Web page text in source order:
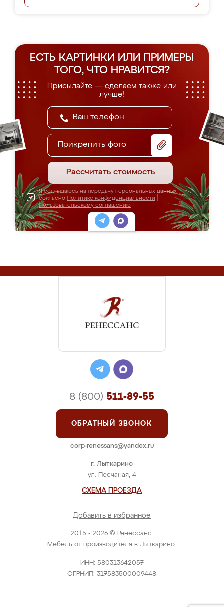
ЕСТЬ КАРТИНКИ ИЛИ ПРИМЕРЫ
ТОГО, ЧТО НРАВИТСЯ?
Присылайте — сделаем также или
лучше!
Прикрепить фото
Рассчитать стоимость
Я соглашаюсь на передачу персональных данных
согласно Политике конфиденциальности
Пользовательскому соглашению
2015 - 2026 © Ренессанс.
Мебель от производителя в Лыткарино.
ИНН: 580313642057
ОГРНИП: 317583500009448
г. Лыткарино
ул. Песчаная, 4
СХЕМА ПРОЕЗДА
Добавить в избранное
8 (800) 511-89-55
ОБРАТНЫЙ ЗВОНОК
corp-renessans@yandex.ru